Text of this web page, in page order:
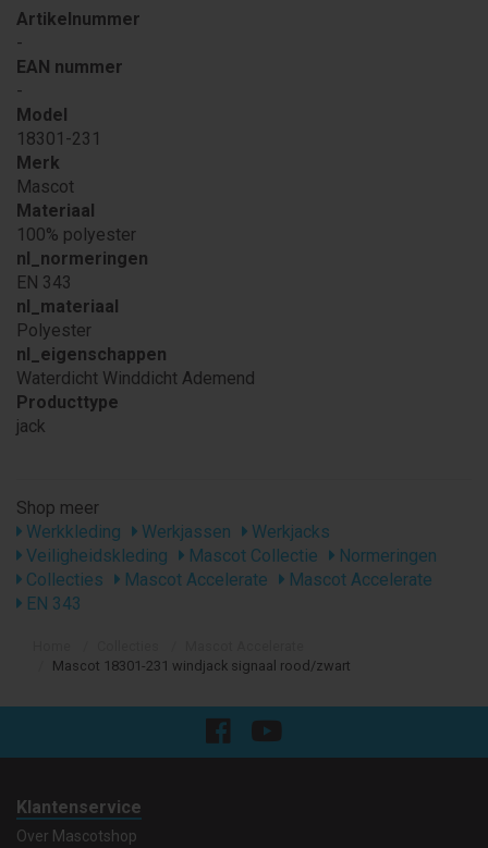
Artikelnummer
-
EAN nummer
-
Model
18301-231
Merk
Mascot
Materiaal
100% polyester
nl_normeringen
EN 343
nl_materiaal
Polyester
nl_eigenschappen
Waterdicht Winddicht Ademend
Producttype
jack
Shop meer
Werkkleding
Werkjassen
Werkjacks
Veiligheidskleding
Mascot Collectie
Normeringen
Collecties
Mascot Accelerate
Mascot Accelerate
EN 343
Mascot 18301-231 windjack signaal rood/zwart
Klantenservice
Over Mascotshop